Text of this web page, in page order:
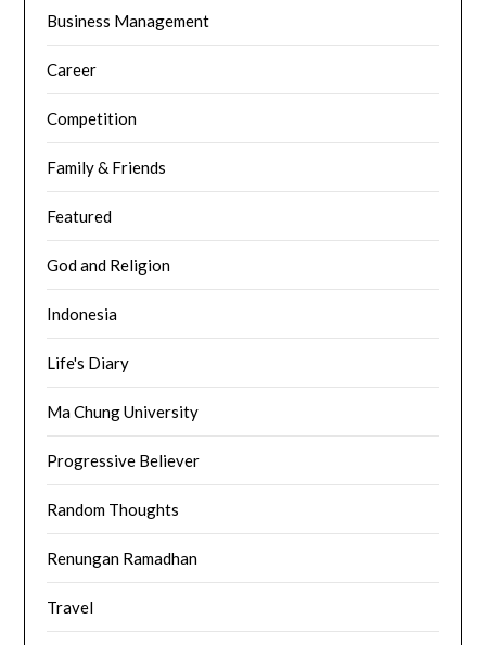
Business Management
Career
Competition
Family & Friends
Featured
God and Religion
Indonesia
Life's Diary
Ma Chung University
Progressive Believer
Random Thoughts
Renungan Ramadhan
Travel